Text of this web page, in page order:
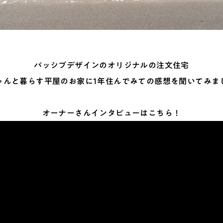
パッシブデザインのオリジナルの注文住宅
んと暮らす平屋のお家に1年住んでみての感想を聞いてみま
オーナーさんインタビューはこちら！